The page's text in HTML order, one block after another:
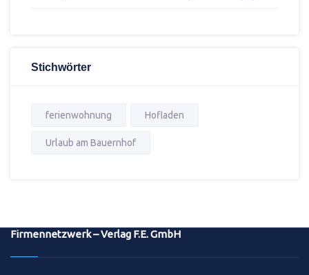
Stichwörter
ferienwohnung Hofladen
Urlaub am Bauernhof
Firmennetzwerk – Verlag F.E. GmbH